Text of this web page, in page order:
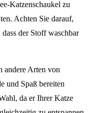
Katzenschaukel zu
Achten Sie darauf,
der Stoff waschbar
andere Arten von
und Spaß bereiten
da er Ihrer Katze